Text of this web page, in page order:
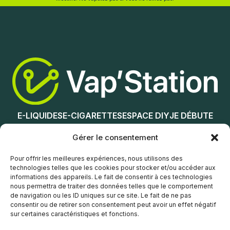
Gérer le consentement
Pour offrir les meilleures expériences, nous utilisons des
technologies telles que les cookies pour stocker et/ou accéder aux
informations des appareils. Le fait de consentir à ces technologies
nous permettra de traiter des données telles que le comportement
de navigation ou les ID uniques sur ce site. Le fait de ne pas
consentir ou de retirer son consentement peut avoir un effet négatif
sur certaines caractéristiques et fonctions.
Ajouter au panier
E-LIQUIDESE-CIGARETTESESPACE DIYJE DÉBUTE
NOS MAGASINS
Service client